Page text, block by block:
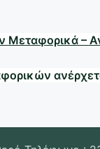
Μεταφορικά –